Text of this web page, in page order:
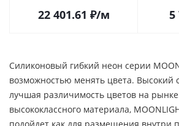
прямой, 3 года)
22 401.61 ₽/м 5
Силиконовый гибкий неон серии
возможностью менять цвета. Высокий
лучшая различимость цветов на
высококлассного материала,